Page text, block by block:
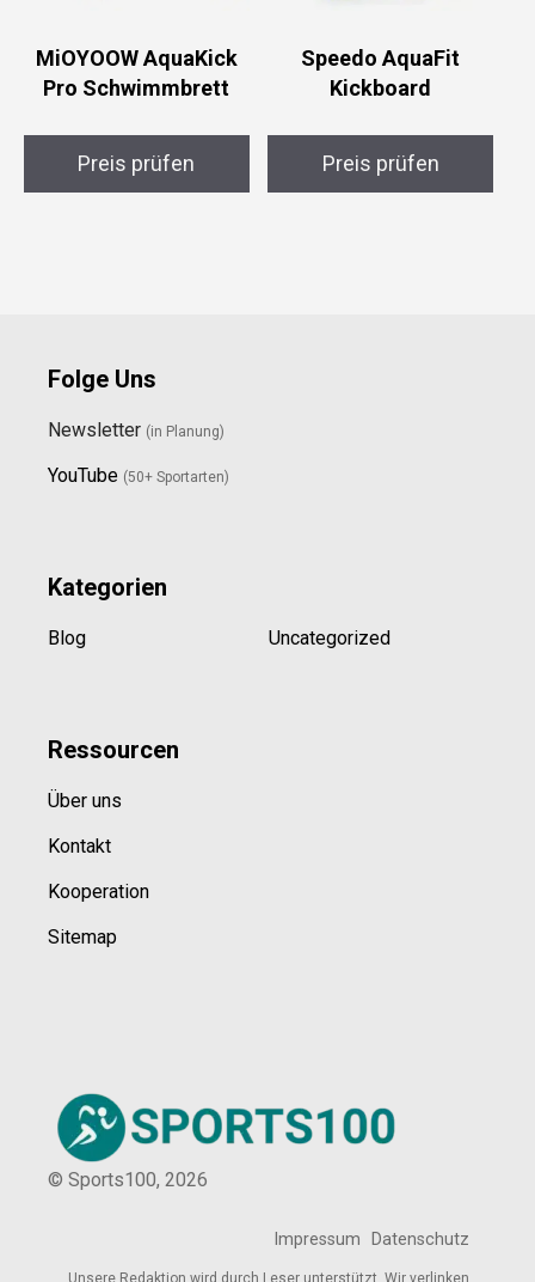
MiOYOOW AquaKick
Pro Schwimmbrett
Preis prüfen
Speedo AquaFit
Kickboard
Preis prüfen
Folge Uns
Newsletter (in Planung)
YouTube (50+ Sportarten)
Kategorien
Blog Uncategorized
Ressourcen
Über uns
Kontakt
Kooperation
Sitemap
© Sports100, 2026
Impressum Datenschutz
Unsere Redaktion wird durch Leser unterstützt. Wir verlinken